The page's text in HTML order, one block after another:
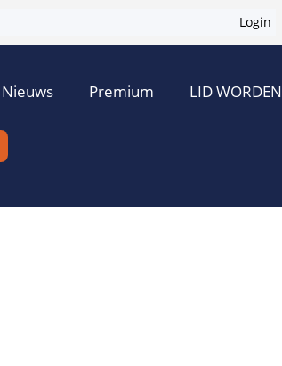
Login
Nieuws Premium LID WORDEN